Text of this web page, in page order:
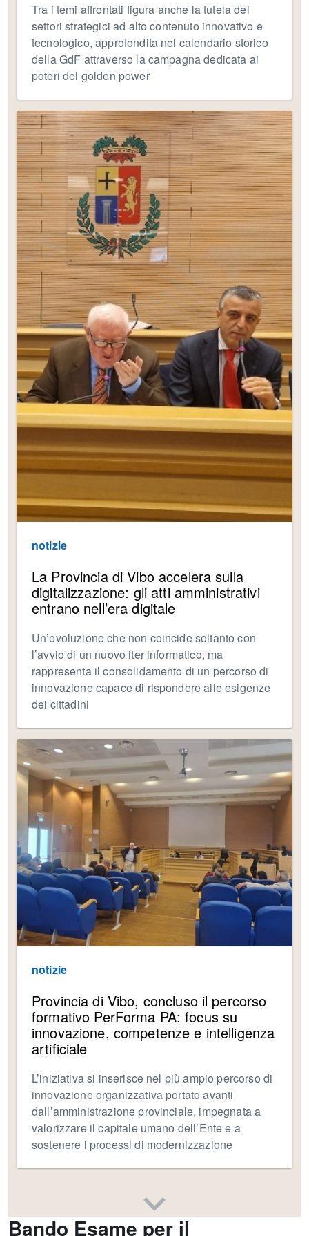
Tra i temi affrontati figura anche la tutela dei
settori strategici ad alto contenuto innovativo e
tecnologico, approfondita nel calendario storico
della GdF attraverso la campagna dedicata ai
poteri del golden power
notizie
La Provincia di Vibo accelera sulla
digitalizzazione: gli atti amministrativi
entrano nell’era digitale
Un’evoluzione che non coincide soltanto con
l’avvio di un nuovo iter informatico, ma
rappresenta il consolidamento di un percorso di
innovazione capace di rispondere alle esigenze
dei cittadini
notizie
Provincia di Vibo, concluso il percorso
formativo PerForma PA: focus su
innovazione, competenze e intelligenza
artificiale
L’iniziativa si inserisce nel più ampio percorso di
innovazione organizzativa portato avanti
dall’amministrazione provinciale, impegnata a
valorizzare il capitale umano dell’Ente e a
sostenere i processi di modernizzazione
Bando Esame per il